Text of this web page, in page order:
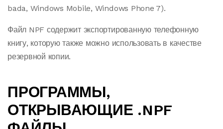
bada, Windows Mobile, Windows Phone 7).
Файл NPF содержит экспортированную телефонную
книгу, которую также можно использовать в качестве
резервной копии.
ПРОГРАММЫ,
ОТКРЫВАЮЩИЕ .NPF